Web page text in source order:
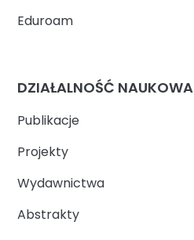
Eduroam
DZIAŁALNOŚĆ NAUKOWA
Publikacje
Projekty
Wydawnictwa
Abstrakty